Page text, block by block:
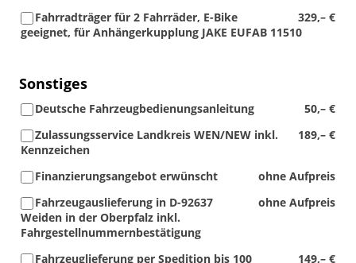
329,– €
Fahrradträger für 2 Fahrräder, E-Bike
geeignet, für Anhängerkupplung JAKE EUFAB 11510
Sonstiges
50,– €
Deutsche Fahrzeugbedienungsanleitung
189,– €
Zulassungsservice Landkreis WEN/NEW inkl.
Kennzeichen
ohne Aufpreis
Finanzierungsangebot erwünscht
ohne Aufpreis
Fahrzeugauslieferung in D-92637
Weiden in der Oberpfalz inkl.
Fahrgestellnummernbestätigung
149,– €
Fahrzeuglieferung per Spedition bis 100